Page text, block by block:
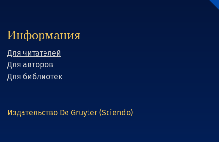
Информация
Для читателей
Для авторов
Для библиотек
Издательство De Gruyter (Sciendo)